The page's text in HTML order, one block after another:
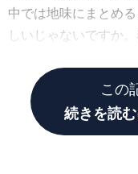
中では地味にまとめ
しいじゃないですか
この
続きを読